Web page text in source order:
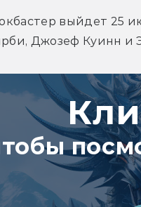
выйдет 25
Джозеф Куинн и